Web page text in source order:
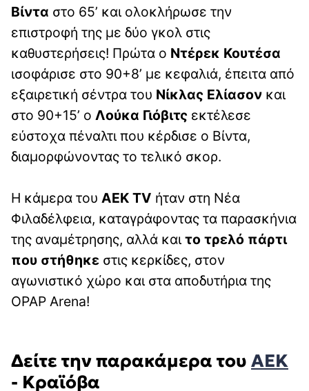
Βίντα στο 65’ και ολοκλήρωσε την
επιστροφή της με δύο γκολ στις
καθυστερήσεις! Πρώτα ο Ντέρεκ Κουτέσα
ισοφάρισε στο 90+8’ με κεφαλιά, έπειτα από
εξαιρετική σέντρα του Νίκλας Ελίασον και
στο 90+15’ ο Λούκα Γιόβιτς εκτέλεσε
εύστοχα πέναλτι που κέρδισε ο Βίντα,
διαμορφώνοντας το τελικό σκορ.
Η κάμερα του ΑΕΚ TV ήταν στη Νέα
Φιλαδέλφεια, καταγράφοντας τα παρασκήνια
της αναμέτρησης, αλλά και το τρελό πάρτι
που στήθηκε στις κερκίδες, στον
αγωνιστικό χώρο και στα αποδυτήρια της
OPAP Arena!
Δείτε την παρακάμερα του ΑΕΚ
- Κραϊόβα